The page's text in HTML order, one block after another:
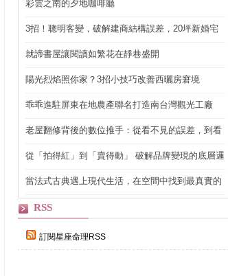
彩雲之南的夕地咖啡廳
3招！聰明客變，破解建商結構誤差，20坪新婚宅
就諦書屋讓閱讀如繁花在靜巷盛開
陽光烈焰照你家？3招小技巧改善西曬房窘境
乖乖進駐屏東在地農產聯名打造南台灣觀光工廠
老屋翻修背後的數位推手：從看不見的誤差，到看
從「拍得紅」到「賣得動」 破解品牌變現的底層邏
當法式古典遇上現代生活，在空間中找到最真實的
RSS
訂閱星座命理RSS